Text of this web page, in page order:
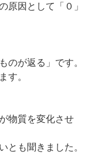
原因として「０」
のが返る」です。
す。
物質を変化させ
とも聞きました。